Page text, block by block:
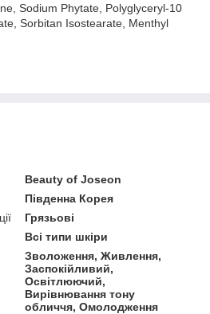
Sodium Phytate, Polyglyceryl-10
Sorbitan Isostearate, Menthyl
Beauty of Joseon
Південна Корея
Грязьові
Всі типи шкіри
Зволоження, Живлення,
Заспокійливий,
Освітлюючий,
Вирівнювання тону
обличчя, Омолодження